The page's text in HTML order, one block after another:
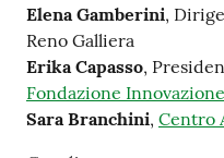
Elena Gamberini,
Reno Galliera
Erika Capasso,
Fondazione
Sara Branchini, Centro